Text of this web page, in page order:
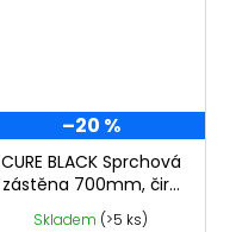
–20 %
CURE BLACK Sprchová
zástěna 700mm, čiré
sklo, CB70
Skladem (>5 ks)